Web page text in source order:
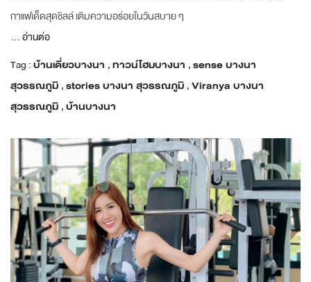
กาแฟเด็ดสุดชิลล์ เติมความอร่อยในวันสบาย ๆ
... อ่านต่อ
Tag :บ้านเดี่ยวบางนา ,ทาวน์โฮมบางนา ,sense บางนา
สุวรรณภูมิ ,stories บางนา สุวรรณภูมิ ,Viranya บางนา
สุวรรณภูมิ ,บ้านบางนา